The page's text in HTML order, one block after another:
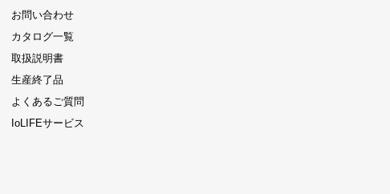
お問い合わせ
カタログ一覧
取扱説明書
生産終了品
よくあるご質問
IoLIFEサービス